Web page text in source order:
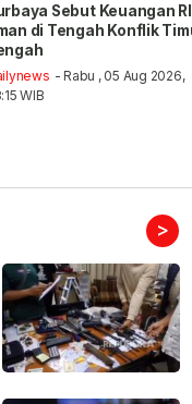
Sebut Keuangan RI
di Tengah Konflik
- Rabu , 05 Aug 2026,
WIB
>